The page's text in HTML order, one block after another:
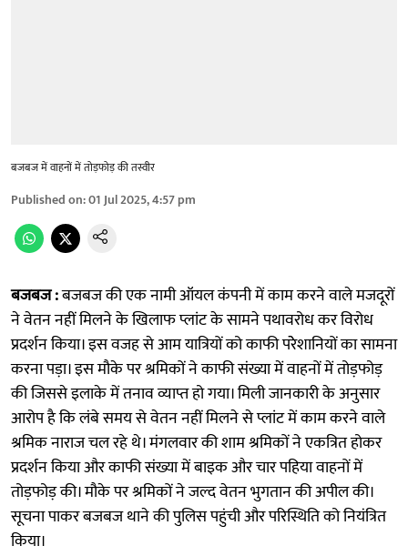
बजबज में वाहनों में तोड़फोड़ की तस्वीर
Published on:01 Jul 2025, 4:57 pm
बजबज :बजबज की एक नामी ऑयल कंपनी में काम करने वाले मजदूरों
ने वेतन नहीं मिलने के खिलाफ प्लांट के सामने पथावरोध कर विरोध
प्रदर्शन किया। इस वजह से आम यात्रियों को काफी परेेशानियों का सामना
करना पड़ा। इस मौके पर श्रमिकों ने काफी संख्या में वाहनों में तोड़फोड़
की जिससे इलाके में तनाव व्याप्त हो गया। मिली जानकारी के अनुसार
आरोप है कि लंबे समय से वेतन नहीं मिलने से प्लांट में काम करने वाले
श्रमिक नाराज चल रहे थे। मंगलवार की शाम श्रमिकों ने एकत्रित होकर
प्रदर्शन किया और काफी संख्या में बाइक और चार पहिया वाहनों में
तोड़फोड़ की। मौके पर श्रमिकों ने जल्द वेतन भुगतान की अपील की।
सूचना पाकर बजबज थाने की पुलिस पहुंची और परिस्थिति को नियंत्रित
किया।